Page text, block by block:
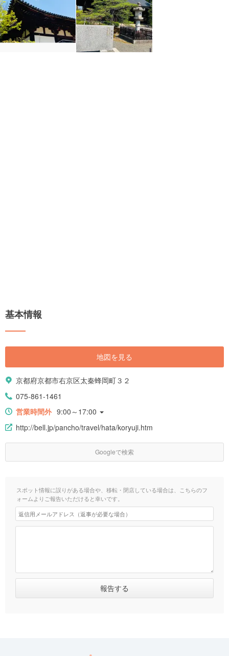
基本情報
地図を見る
京都府京都市右京区太秦蜂岡町３２
075-861-1461
営業時間外 9:00～17:00
http://bell.jp/pancho/travel/hata/koryuji.htm
Googleで検索
スポット情報に誤りがある場合や、移転・閉店している場合は、こちらのフ
ォームよりご報告いただけると幸いです。